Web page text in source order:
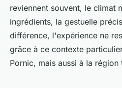
reviennent souvent, le climat
ingrédients, la gestuelle
différence, l'expérience ne
grâce à ce contexte
Pornic, mais aussi à la région